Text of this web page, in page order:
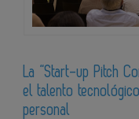
La “Start-up Pitch
el talento
personal